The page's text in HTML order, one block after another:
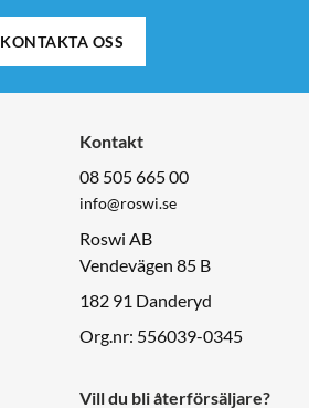
KONTAKTA OSS
Kontakt
08 505 665 00
info@roswi.se
Roswi AB
Vendevägen 85 B
182 91 Danderyd
Org.nr: 556039-0345
Vill du bli återförsäljare?